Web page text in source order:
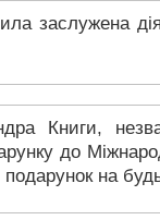
заслужена
Книги,
до
на